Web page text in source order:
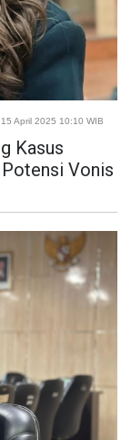
April 2025 10:10 WIB
Kasus
Vonis